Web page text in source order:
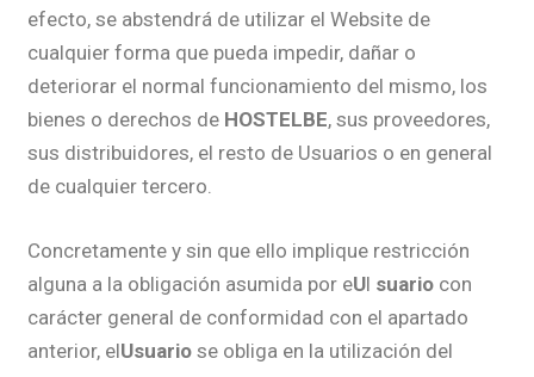
efecto, se abstendrá de utilizar el Website de
cualquier forma que pueda impedir, dañar o
deteriorar el normal funcionamiento del mismo, los
bienes o derechos de HOSTELBE, sus proveedores,
sus distribuidores, el resto de Usuarios o en general
de cualquier tercero.
Concretamente y sin que ello implique restricción
alguna a la obligación asumida por eUl suario con
carácter general de conformidad con el apartado
anterior, elUsuario se obliga en la utilización del